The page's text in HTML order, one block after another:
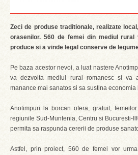
Zeci de produse traditionale, realizate
orasenilor. 560 de femei din mediul
produce si a vinde legal conserve de
Pe baza acestor nevoi, a luat nastere
va dezvolta mediul rural romanesc si va
manance mai sanatos si sa sustina economia
Anotimpuri la borcan ofera, gratuit,
regiunile Sud-Muntenia, Centru si Bucuresti-
permita sa raspunda cererii de produse
Astfel, prin proiect, 560 de femei vor